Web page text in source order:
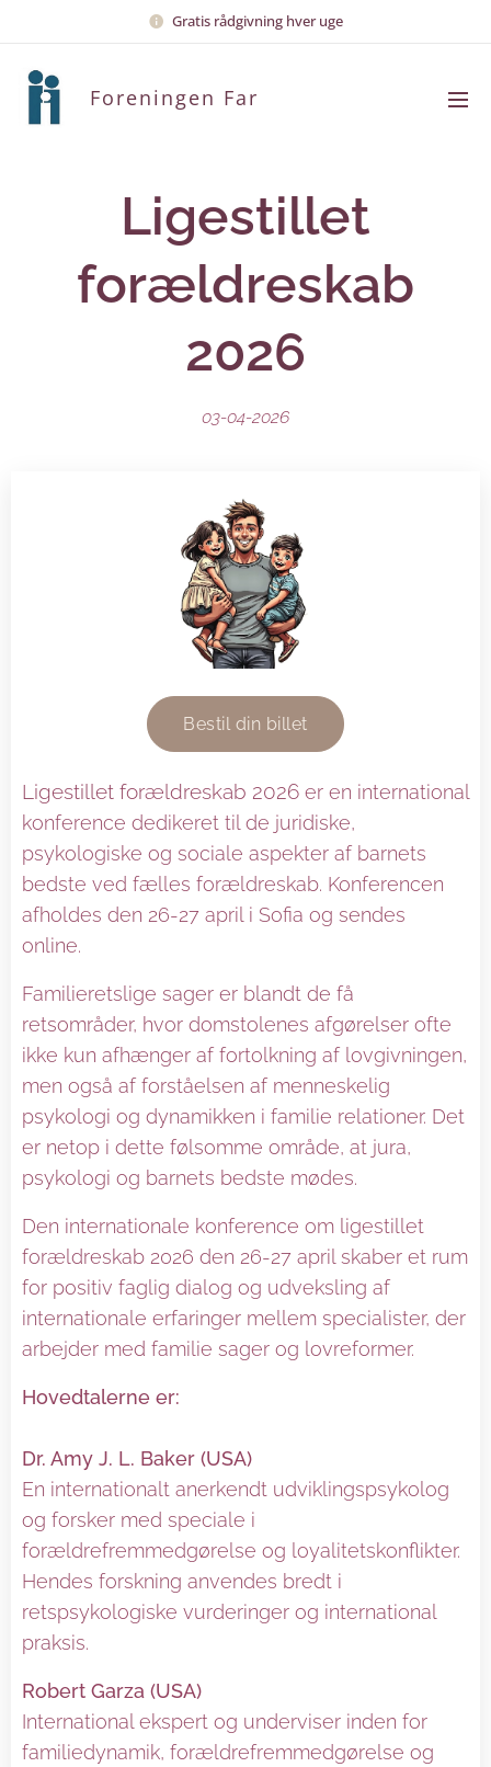
Gratis rådgivning hver uge
Foreningen Far
Ligestillet
forældreskab
2026
03-04-2026
Bestil din billet
Ligestillet forældreskab 2026 er en international
konference dedikeret til de juridiske,
psykologiske og sociale aspekter af barnets
bedste ved fælles forældreskab. Konferencen
afholdes den 26-27 april i Sofia og sendes
online.
Familieretslige sager er blandt de få
retsområder, hvor domstolenes afgørelser ofte
ikke kun afhænger af fortolkning af lovgivningen,
men også af forståelsen af menneskelig
psykologi og dynamikken i familie relationer. Det
er netop i dette følsomme område, at jura,
psykologi og barnets bedste mødes.
Den internationale konference om ligestillet
forældreskab 2026 den 26-27 april skaber et rum
for positiv faglig dialog og udveksling af
internationale erfaringer mellem specialister, der
arbejder med familie sager og lovreformer.
Hovedtalerne er:
Dr. Amy J. L. Baker (USA)
En internationalt anerkendt udviklingspsykolog
og forsker med speciale i
forældrefremmedgørelse og loyalitetskonflikter.
Hendes forskning anvendes bredt i
retspsykologiske vurderinger og international
praksis.
Robert Garza (USA)
International ekspert og underviser inden for
familiedynamik, forældrefremmedgørelse og